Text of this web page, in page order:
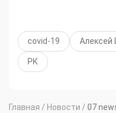
covid-19 Алексей
РК
Главная / Новости / 07